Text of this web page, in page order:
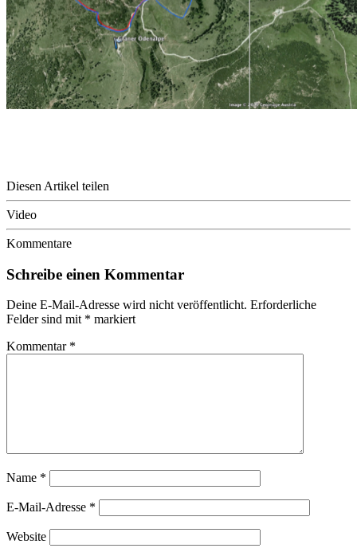
Diesen Artikel teilen
Video
Kommentare
Schreibe einen Kommentar
Deine E-Mail-Adresse wird nicht veröffentlicht. Erforderliche
Felder sind mit * markiert
Kommentar *
Name *
E-Mail-Adresse *
Website